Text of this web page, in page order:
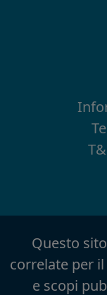
Questo
correlate per
e scopi